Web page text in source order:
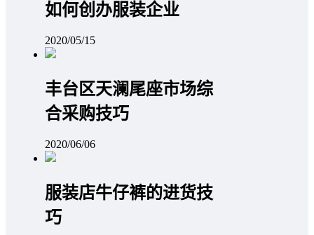
如何创办服装企业
2020/05/15
丰台区天澜尾座市场综
合采购技巧
2020/06/06
服装店牛仔裤的进货技
巧